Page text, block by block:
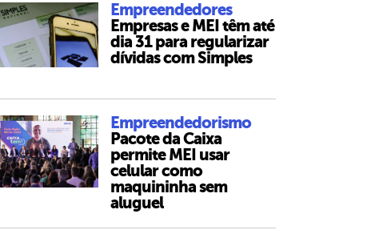
Empreendedores
Empresas e MEI têm até
dia 31 para regularizar
dívidas com Simples
Empreendedorismo
Pacote da Caixa
permite MEI usar
celular como
maquininha sem
aluguel